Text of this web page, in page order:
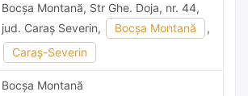
Bocşa Montană, Str Ghe. Doja, nr. 44,
jud. Caraş Severin,
Bocşa Montană
,
Caraş-Severin
Bocşa Montană